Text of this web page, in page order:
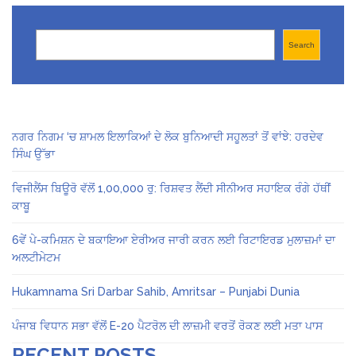
Search
ਨਗਰ ਨਿਗਮ ‘ਚ ਸ਼ਾਮਲ ਇਲਾਕਿਆਂ ਦੇ ਲੋਕ ਬੁਨਿਆਦੀ ਸਹੂਲਤਾਂ ਤੋਂ ਵਾਂਝੇ: ਹਰਦੇਵ
ਸਿੰਘ ਉੱਭਾ
ਵਿਜੀਲੈਂਸ ਬਿਊਰੋ ਵੱਲੋਂ 1,00,000 ਰੁ: ਰਿਸ਼ਵਤ ਲੈਂਦੀ ਸੀਨੀਅਰ ਸਹਾਇਕ ਰੰਗੇ ਹੱਥੀਂ
ਕਾਬੂ
6ਵੇਂ ਪੇ-ਕਮਿਸ਼ਨ ਦੇ ਬਕਾਇਆ ਏਰੀਅਰ ਜਾਰੀ ਕਰਨ ਲਈ ਰਿਟਾਇਰਡ ਮੁਲਾਜ਼ਮਾਂ ਦਾ
ਅਲਟੀਮੇਟਮ
Hukamnama Sri Darbar Sahib, Amritsar – Punjabi Dunia
ਪੰਜਾਬ ਵਿਧਾਨ ਸਭਾ ਵੱਲੋਂ E-20 ਪੈਟਰੋਲ ਦੀ ਲਾਜ਼ਮੀ ਵਰਤੋਂ ਰੋਕਣ ਲਈ ਮਤਾ ਪਾਸ